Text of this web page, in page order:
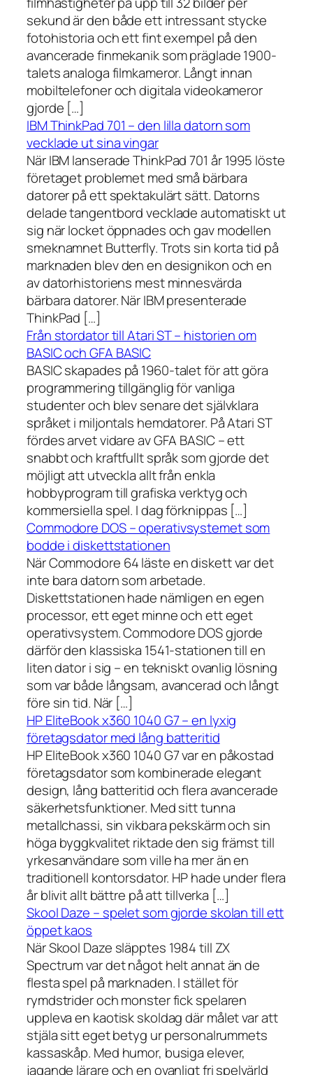
sekund är den både ett intressant stycke
fotohistoria och ett fint exempel på den
avancerade finmekanik som präglade 1900-
talets analoga filmkameror. Långt innan
mobiltelefoner och digitala videokameror
gjorde […]
IBM ThinkPad 701 – den lilla datorn som
vecklade ut sina vingar
När IBM lanserade ThinkPad 701 år 1995 löste
företaget problemet med små bärbara
datorer på ett spektakulärt sätt. Datorns
delade tangentbord vecklade automatiskt ut
sig när locket öppnades och gav modellen
smeknamnet Butterfly. Trots sin korta tid på
marknaden blev den en designikon och en
av datorhistoriens mest minnesvärda
bärbara datorer. När IBM presenterade
ThinkPad […]
Från stordator till Atari ST – historien om
BASIC och GFA BASIC
BASIC skapades på 1960-talet för att göra
programmering tillgänglig för vanliga
studenter och blev senare det självklara
språket i miljontals hemdatorer. På Atari ST
fördes arvet vidare av GFA BASIC – ett
snabbt och kraftfullt språk som gjorde det
möjligt att utveckla allt från enkla
hobbyprogram till grafiska verktyg och
kommersiella spel. I dag förknippas […]
Commodore DOS – operativsystemet som
bodde i diskettstationen
När Commodore 64 läste en diskett var det
inte bara datorn som arbetade.
Diskettstationen hade nämligen en egen
processor, ett eget minne och ett eget
operativsystem. Commodore DOS gjorde
därför den klassiska 1541-stationen till en
liten dator i sig – en tekniskt ovanlig lösning
som var både långsam, avancerad och långt
före sin tid. När […]
HP EliteBook x360 1040 G7 – en lyxig
företagsdator med lång batteritid
HP EliteBook x360 1040 G7 var en påkostad
företagsdator som kombinerade elegant
design, lång batteritid och flera avancerade
säkerhetsfunktioner. Med sitt tunna
metallchassi, sin vikbara pekskärm och sin
höga byggkvalitet riktade den sig främst till
yrkesanvändare som ville ha mer än en
traditionell kontorsdator. HP hade under flera
år blivit allt bättre på att tillverka […]
Skool Daze – spelet som gjorde skolan till ett
öppet kaos
När Skool Daze släpptes 1984 till ZX
Spectrum var det något helt annat än de
flesta spel på marknaden. I stället för
rymdstrider och monster fick spelaren
uppleva en kaotisk skoldag där målet var att
stjäla sitt eget betyg ur personalrummets
kassaskåp. Med humor, busiga elever,
jagande lärare och en ovanligt fri spelvärld